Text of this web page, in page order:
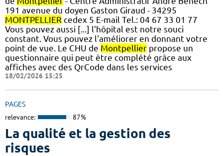
191 avenue du doyen Gaston Giraud - 34295
MONTPELLIER cedex 5 E-mail Tel.: 04 67 33 01 77
Vous pouvez aussi [...] l'hôpital est notre souci
constant. Vous pouvez l'améliorer en donnant votre
point de vue. Le CHU de Montpellier propose un
questionnaire qui peut être complété grâce aux
affiches avec des QrCode dans les services
18/02/2026 15:25
PAGES
relevance: 87%
La qualité et la gestion des
risques